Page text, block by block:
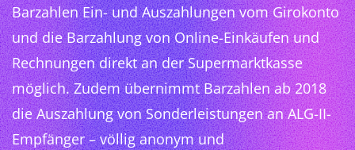
Barzahlen Ein- und Auszahlungen vom Girokonto
und die Barzahlung von Online-Einkäufen und
Rechnungen direkt an der Supermarktkasse
möglich. Zudem übernimmt Barzahlen ab 2018
die Auszahlung von Sonderleistungen an ALG-II-
Empfänger – völlig anonym und